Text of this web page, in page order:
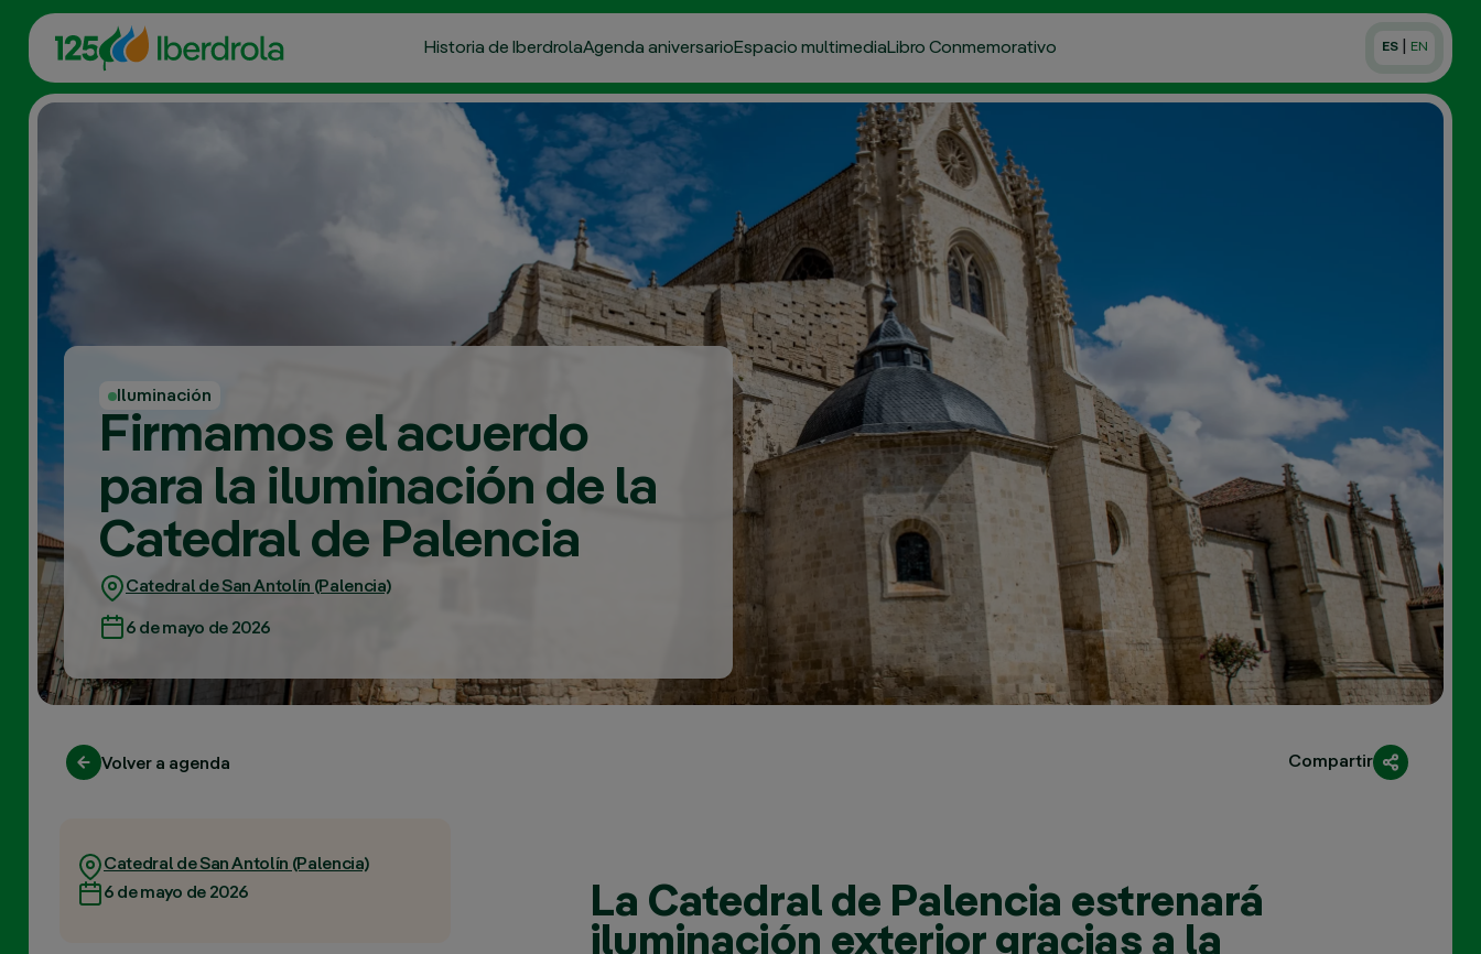
Historia de IberdrolaAgenda aniversarioEspacio multimediaLibro Conmemorativo ES EN
Iluminación
Firmamos el acuerdo
para la iluminación de la
Catedral de Palencia
Catedral de San Antolín (Palencia)
6 de mayo de 2026
Volver a agenda
Catedral de San Antolín (Palencia)
6 de mayo de 2026
Compartir
La Catedral de Palencia estrenará
iluminación exterior gracias a la